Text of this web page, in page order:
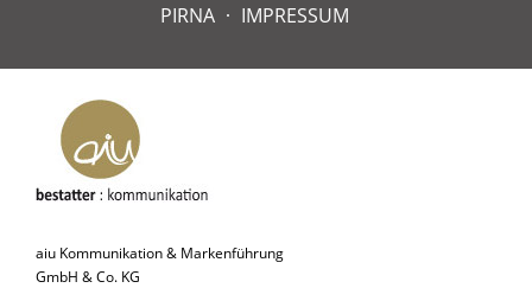
PIRNA
IMPRESSUM
aiu Kommunikation & Markenführung
GmbH & Co. KG